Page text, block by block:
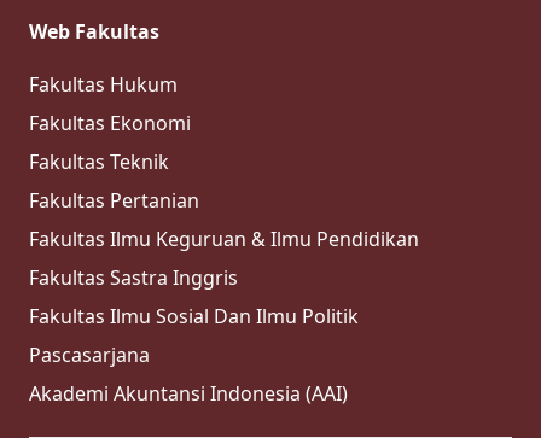
Web Fakultas
Fakultas Hukum
Fakultas Ekonomi
Fakultas Teknik
Fakultas Pertanian
Fakultas Ilmu Keguruan & Ilmu Pendidikan
Fakultas Sastra Inggris
Fakultas Ilmu Sosial Dan Ilmu Politik
Pascasarjana
Akademi Akuntansi Indonesia (AAI)